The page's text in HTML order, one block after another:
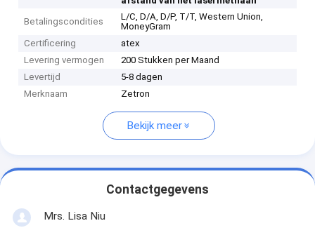
Betalingscondities
L/C, D/A, D/P, T/T, Western Union,
MoneyGram
Certificering
atex
Levering vermogen
200 Stukken per Maand
Levertijd
5-8 dagen
Merknaam
Zetron
Bekijk meer
Contactgegevens
Mrs. Lisa Niu